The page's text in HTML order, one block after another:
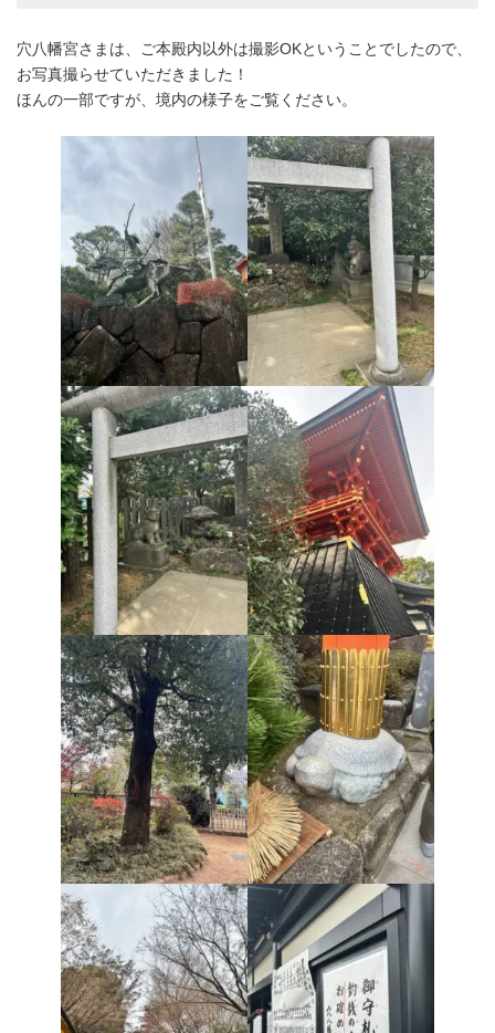
穴八幡宮さまは、ご本殿内以外は撮影OKということでしたので、
お写真撮らせていただきました！
ほんの一部ですが、境内の様子をご覧ください。